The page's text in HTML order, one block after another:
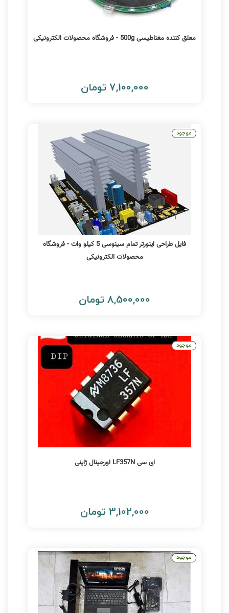
معلق کننده مغناطیسی 500g - فروشگاه محصولات الکترونیکی
7,100,000 تومان
فایل طراحی اینورتر تمام سینوسی 5 کیلو وات - فروشگاه
محصولات الکترونیکی
8,500,000 تومان
موجود
ای سی LF357N اورجینال ژاپنی
3,102,000 تومان
موجود
موجود